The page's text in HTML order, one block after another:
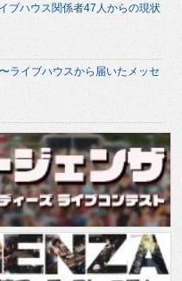
ブハウス関係者47人からの現状
ライブハウスから届いたメッセ